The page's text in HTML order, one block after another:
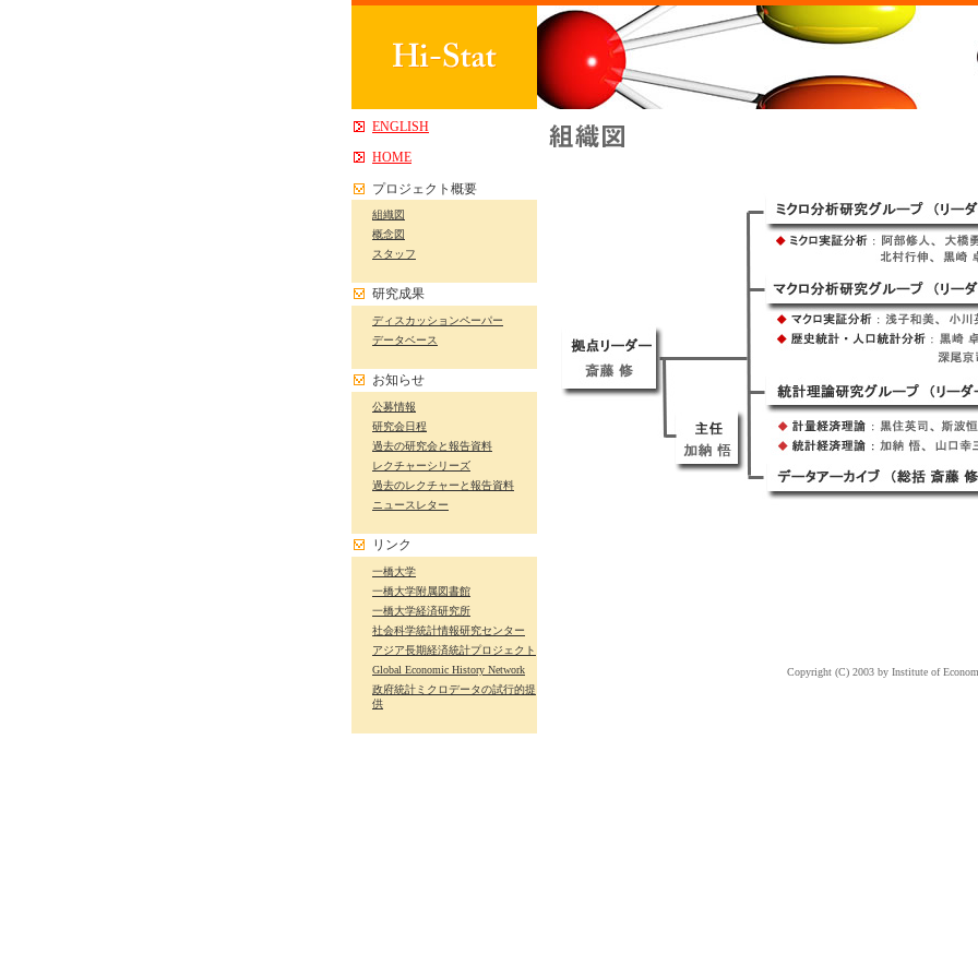
ENGLISH
HOME
プロジェクト概要
組織図
概念図
スタッフ
研究成果
ディスカッションペーパー
データベース
お知らせ
公募情報
研究会日程
過去の研究会と報告資料
レクチャーシリーズ
過去のレクチャーと報告資料
ニュースレター
リンク
一橋大学
一橋大学附属図書館
一橋大学経済研究所
社会科学統計情報研究センター
アジア長期経済統計プロジェクト
Global Economic History Network
政府統計ミクロデータの試行的提
供
Copyright (C) 2003 by Institute of